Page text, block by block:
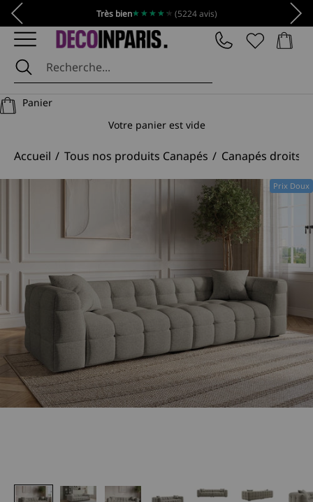
Passer au contenu
Précédent Très bien★★★★★
★★★★★ (5224 avis)
DécoInParis Panier
Panier
Votre panier est vide
Accueil Tous nos produits Canapés Canapés droits
Prix Doux